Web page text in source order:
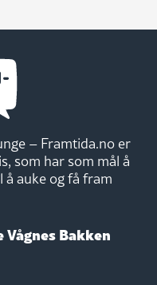
– Framtida.no er
som har som mål å
auke og få fram
Bakken